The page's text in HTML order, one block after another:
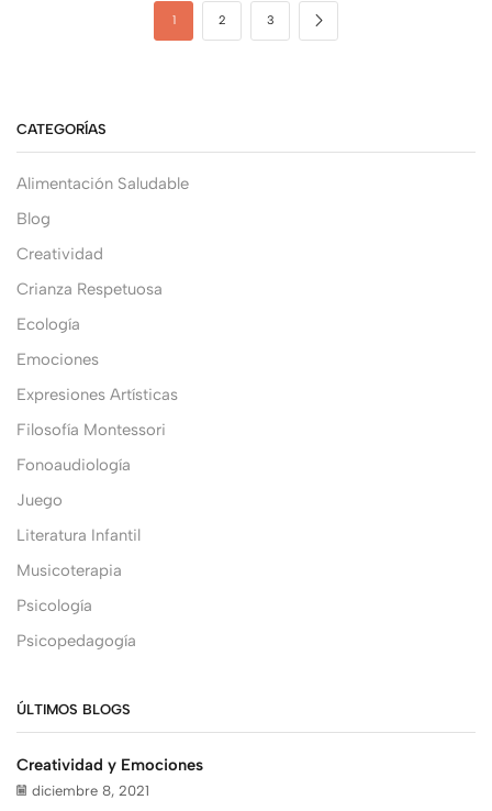
1 2 3
CATEGORÍAS
Alimentación Saludable
Blog
Creatividad
Crianza Respetuosa
Ecología
Emociones
Expresiones Artísticas
Filosofía Montessori
Fonoaudiología
Juego
Literatura Infantil
Musicoterapia
Psicología
Psicopedagogía
ÚLTIMOS BLOGS
Creatividad y Emociones
diciembre 8, 2021